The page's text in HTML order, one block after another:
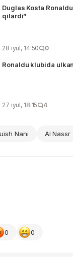
Duglas Kosta
qilardi”
28 iyul, 14:50 0
Ronaldu klubida
27 iyul, 18:15 4
Nani Al Nassr
0 0